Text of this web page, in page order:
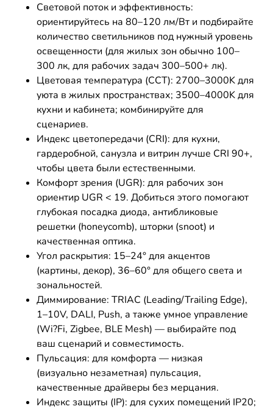
Световой поток и эффективность:
ориентируйтесь на 80–120 лм/Вт и подбирайте
количество светильников под нужный уровень
освещенности (для жилых зон обычно 100–
300 лк, для рабочих задач 300–500+ лк).
Цветовая температура (CCT): 2700–3000K для
уюта в жилых пространствах; 3500–4000K для
кухни и кабинета; комбинируйте для
сценариев.
Индекс цветопередачи (CRI): для кухни,
гардеробной, санузла и витрин лучше CRI 90+,
чтобы цвета были естественными.
Комфорт зрения (UGR): для рабочих зон
ориентир UGR < 19. Добиться этого помогают
глубокая посадка диода, антибликовые
решетки (honeycomb), шторки (snoot) и
качественная оптика.
Угол раскрытия: 15–24° для акцентов
(картины, декор), 36–60° для общего света и
зональностей.
Диммирование: TRIAC (Leading/Trailing Edge),
1–10V, DALI, Push, а также умное управление
(Wi?Fi, Zigbee, BLE Mesh) — выбирайте под
ваш сценарий и совместимость.
Пульсация: для комфорта — низкая
(визуально незаметная) пульсация,
качественные драйверы без мерцания.
Индекс защиты (IP): для сухих помещений IP20;